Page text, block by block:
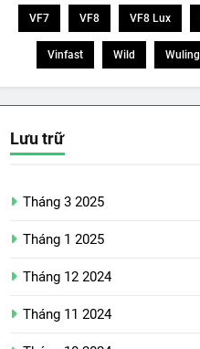
VF7 VF8 VF8 Lux
Vinfast Wild Wuling
Lưu trữ
Tháng 3 2025
Tháng 1 2025
Tháng 12 2024
Tháng 11 2024